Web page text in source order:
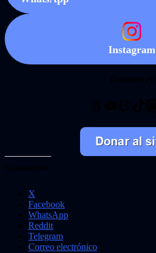
Instagram
X
Facebook
WhatsApp
Reddit
Telegram
Correo electrónico